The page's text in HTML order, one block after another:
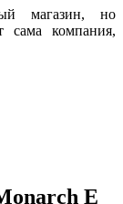
магазин, но
сама компания,
E